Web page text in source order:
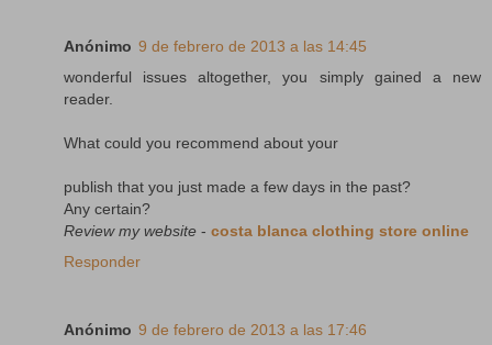
Anónimo 9 de febrero de 2013 a las 14:45
wonderful issues altogether, you simply gained a new
reader.
What could you recommend about your
publish that you just made a few days in the past?
Any certain?
Review my website - costa blanca clothing store online
Responder
Anónimo 9 de febrero de 2013 a las 17:46